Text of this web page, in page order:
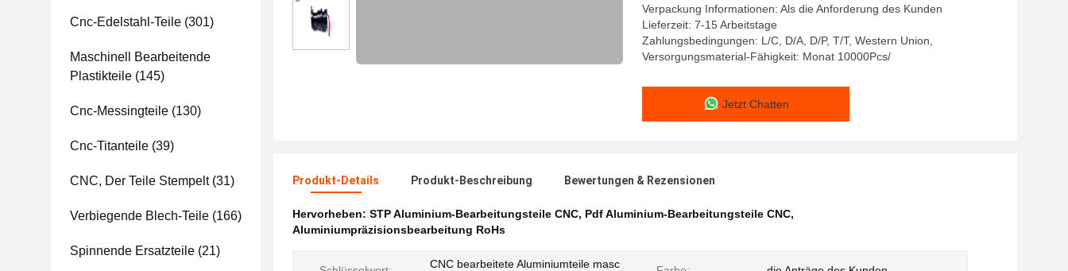
Cnc-Edelstahl-Teile (301)
Maschinell Bearbeitende
Plastikteile (145)
Cnc-Messingteile (130)
Cnc-Titanteile (39)
CNC, Der Teile Stempelt(31)
Verbiegende Blech-Teile (166)
Spinnende Ersatzteile (21)
Verpackung Informationen: Als die Anforderung des Kunden
Lieferzeit: 7-15 Arbeitstage
Zahlungsbedingungen: L/C, D/A, D/P, T/T, Western Union,
Versorgungsmaterial-Fähigkeit: Monat 10000Pcs/
Jetzt Chatten
Produkt-Details Produkt-Beschreibung Bewertungen & Rezensionen
Hervorheben: STP Aluminium-Bearbeitungsteile CNC, Pdf Aluminium-Bearbeitungsteile CNC,
Aluminiumpräzisionsbearbeitung RoHs
CNC bearbeitete Aluminiumteile masc